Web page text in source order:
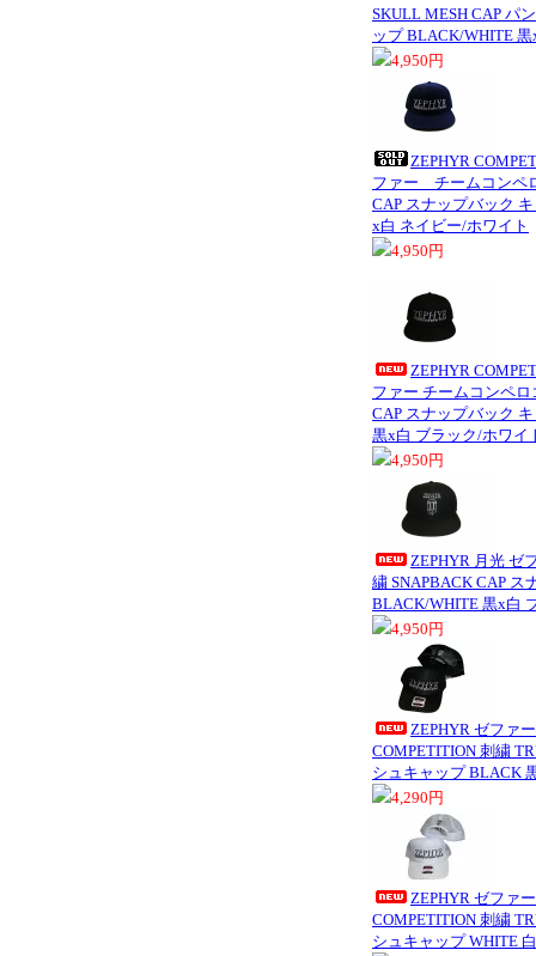
SKULL MESH CAP パ
ップ BLACK/WHITE
4,950円
ZEPHYR
ファー チームコンペ
CAP スナップバック
x白 ネイビー/ホワイト
4,950円
ZEPHYR
ファー チームコンペロ
CAP スナップバック
黒x白 ブラック/ホワイ
4,950円
ZEPHYR 月光 ゼ
繍 SNAPBACK CAP ス
BLACK/WHITE 黒x白
4,950円
ZEPHYR ゼファ
COMPETITION 刺繍
シュキャップ BLACK
4,290円
ZEPHYR ゼファ
COMPETITION 刺繍
シュキャップ WHITE